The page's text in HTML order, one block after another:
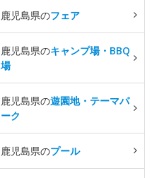
鹿児島県のフェア
鹿児島県のキャンプ場・BBQ
場
鹿児島県の遊園地・テーマパ
ーク
鹿児島県のプール